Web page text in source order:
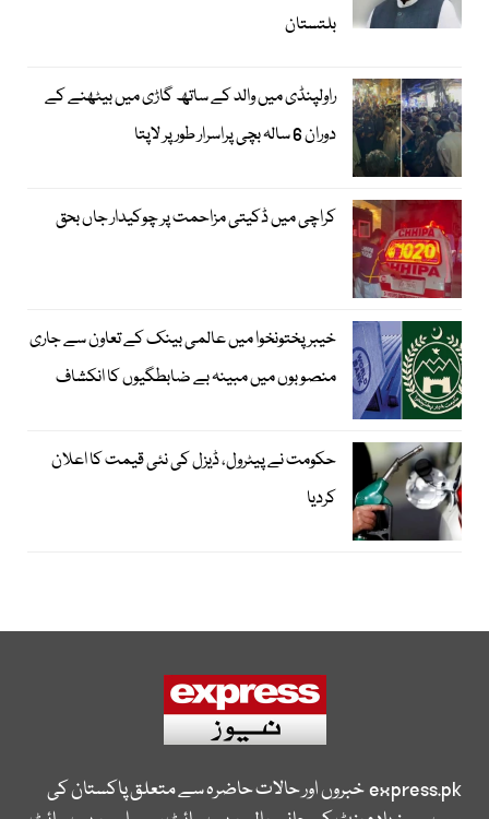
بلتستان
راولپنڈی میں والد کے ساتھ گاڑی میں بیٹھنے کے
دوران 6 سالہ بچی پراسرار طور پر لاپتا
کراچی میں ڈکیتی مزاحمت پر چوکیدار جاں بحق
خیبرپختونخوا میں عالمی بینک کے تعاون سے جاری
منصوبوں میں مبینہ بے ضابطگیوں کا انکشاف
حکومت نے پیٹرول، ڈیزل کی نئی قیمت کا اعلان
کردیا
express.pkخبروں اور حالات حاضرہ سے متعلق پاکستان کی